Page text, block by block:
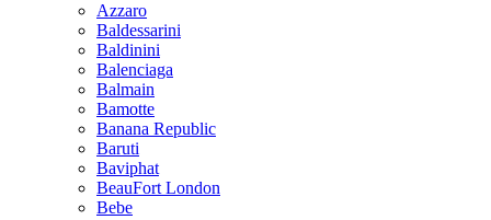
Azzaro
Baldessarini
Baldinini
Balenciaga
Balmain
Bamotte
Banana Republic
Baruti
Baviphat
BeauFort London
Bebe